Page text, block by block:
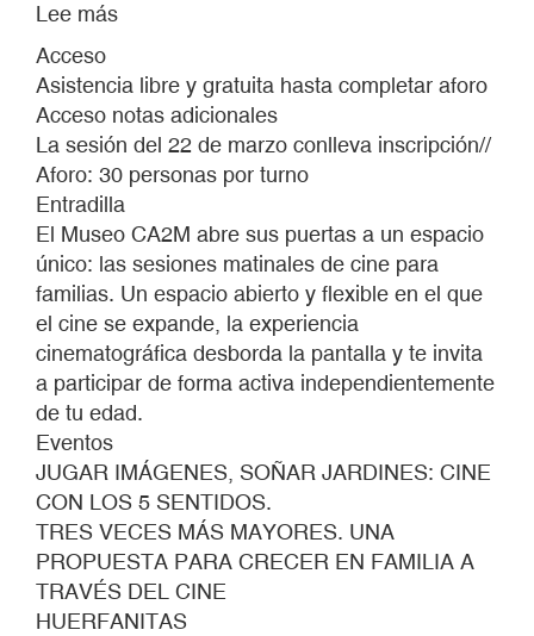
Lee más
CINE
EXPANDIDO
PARA
FAMILIAS
Acceso
Asistencia libre y gratuita hasta completar aforo
Acceso notas adicionales
La sesión del 22 de marzo conlleva inscripción//
Aforo: 30 personas por turno
Entradilla
El Museo CA2M abre sus puertas a un espacio
único: las sesiones matinales de cine para
familias. Un espacio abierto y flexible en el que
el cine se expande, la experiencia
cinematográfica desborda la pantalla y te invita
a participar de forma activa independientemente
de tu edad.
Eventos
JUGAR IMÁGENES, SOÑAR JARDINES: CINE
CON LOS 5 SENTIDOS.
TRES VECES MÁS MAYORES. UNA
PROPUESTA PARA CRECER EN FAMILIA A
TRAVÉS DEL CINE
HUERFANITAS